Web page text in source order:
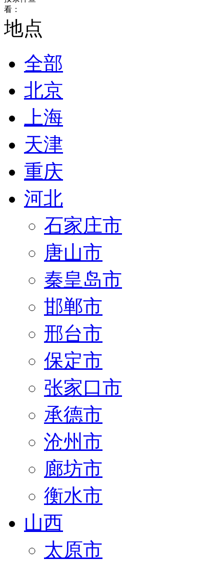
看：
地点
全部
北京
上海
天津
重庆
河北
石家庄市
唐山市
秦皇岛市
邯郸市
邢台市
保定市
张家口市
承德市
沧州市
廊坊市
衡水市
山西
太原市